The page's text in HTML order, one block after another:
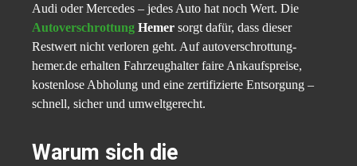
Audi oder Mercedes – jedes Auto hat noch Wert. Die
Autoverschrottung Hemer sorgt dafür, dass dieser
Restwert nicht verloren geht. Auf autoverschrottung-
hemer.de erhalten Fahrzeughalter faire Ankaufspreise,
kostenlose Abholung und eine zertifizierte Entsorgung –
schnell, sicher und umweltgerecht.
Warum sich die